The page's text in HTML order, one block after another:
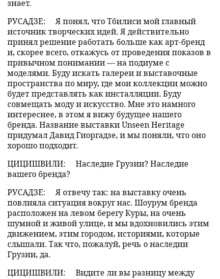
знает.
РУСАДЗЕ:
Я понял, что Тбилиси мой главный
источник творческих идей. Я действительно
принял решение работать больше как арт-бренд
и, скорее всего, откажусь от проведения показов в
привычном понимании — на подиуме с
моделями. Буду искать галереи и выставочные
пространства по миру, где мои коллекции можно
будет представлять как инсталляции. Буду
совмещать моду и искусство. Мне это намного
интереснее, в этом я вижу будущее нашего
бренда. Название выставки Unseen Heritage
придумал Давид Гиоргадзе, и мы поняли, что оно
хорошо подходит.
ЦИЦИШВИЛИ:
Наследие Грузии? Наследие
вашего бренда?
РУСАДЗЕ:
Я отвечу так: на выставку очень
повлияла ситуация вокруг нас. Шоурум бренда
расположен на левом берегу Куры, на очень
шумной и живой улице, и мы вдохновились этим
движением, этим городом, историями, которые
слышали. Так что, пожалуй, речь о наследии
Грузии, да.
ЦИЦИШВИЛИ:
Видите ли вы разницу между